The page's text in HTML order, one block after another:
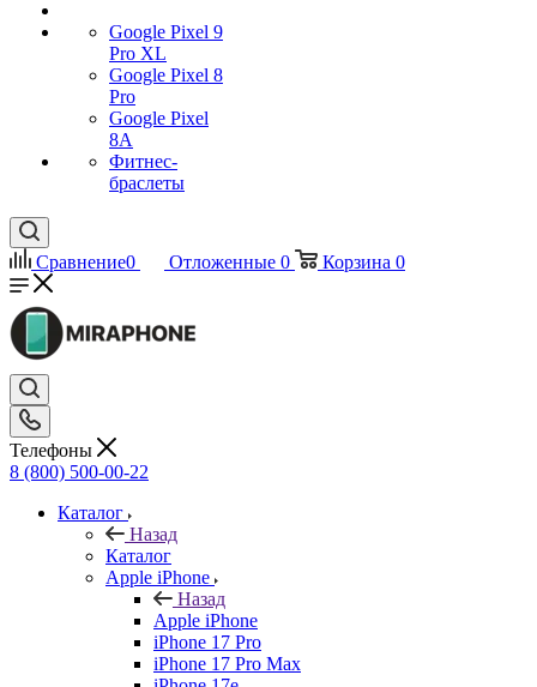
Google Pixel 9
Pro XL
Google Pixel 8
Pro
Google Pixel
8A
Фитнес-
браслеты
Сравнение0 Отложенные 0 Корзина 0
Телефоны
8 (800) 500-00-22
Каталог
Назад
Каталог
Apple iPhone
Назад
Apple iPhone
iPhone 17 Pro
iPhone 17 Pro Max